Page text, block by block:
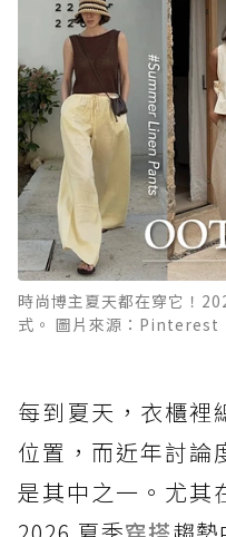
時尚博主夏天都在穿它！
式。 圖片來源：Pinterest
每到夏天，衣櫃裡
位置，而近年討論
是其中之一。尤其